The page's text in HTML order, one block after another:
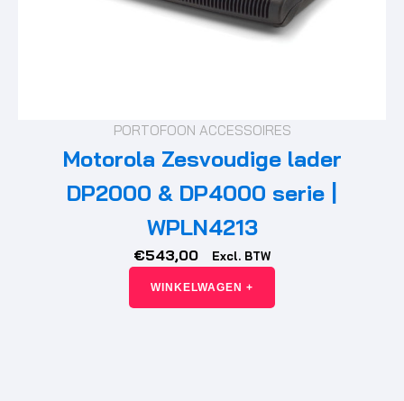
PORTOFOON ACCESSOIRES
Motorola Zesvoudige lader
DP2000 & DP4000 serie |
WPLN4213
€543,00 Excl. BTW
WINKELWAGEN +